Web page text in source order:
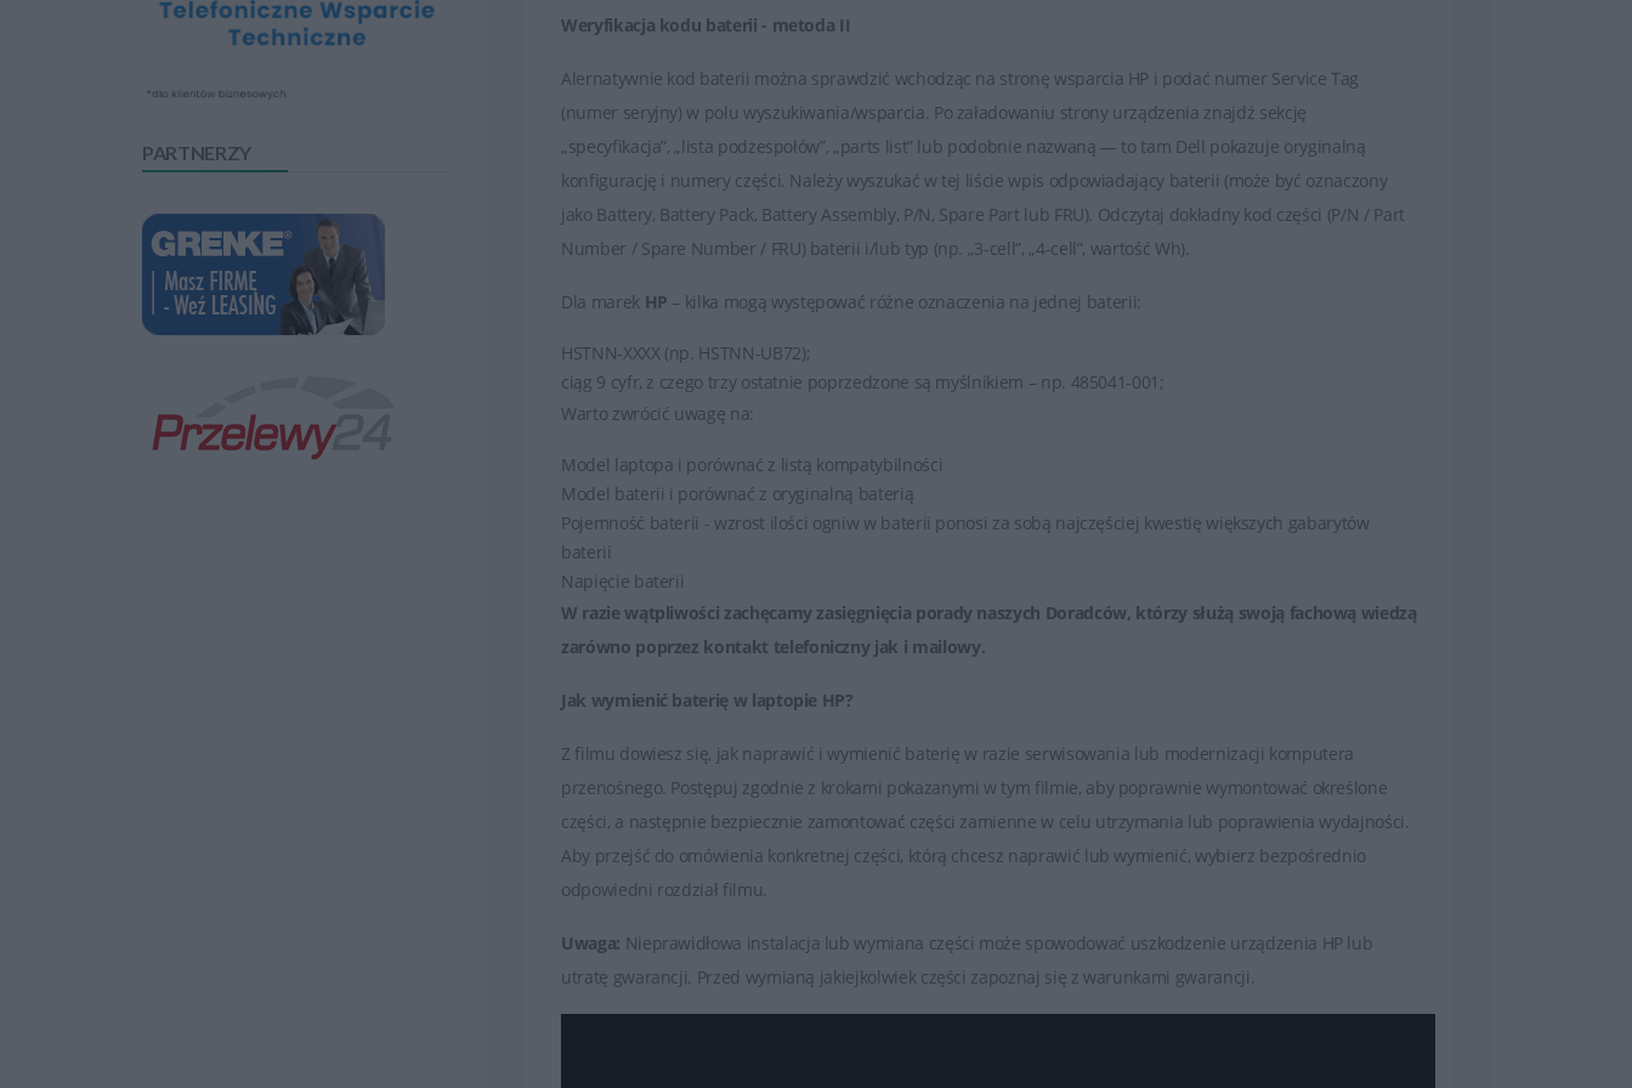
PARTNERZY
Weryfikacja kodu baterii - metoda II
Alernatywnie kod baterii można sprawdzić wchodząc na stronę wsparcia HP i podać numer Service Tag
(numer seryjny) w polu wyszukiwania/wsparcia. Po załadowaniu strony urządzenia znajdź sekcję
„specyfikacja”, „lista podzespołów”, „parts list” lub podobnie nazwaną — to tam Dell pokazuje oryginalną
konfigurację i numery części. Należy wyszukać w tej liście wpis odpowiadający baterii (może być oznaczony
jako Battery, Battery Pack, Battery Assembly, P/N, Spare Part lub FRU). Odczytaj dokładny kod części (P/N / Part
Number / Spare Number / FRU) baterii i/lub typ (np. „3-cell”, „4-cell”, wartość Wh).
Dla marek HP – kilka mogą występować różne oznaczenia na jednej baterii:
HSTNN-XXXX (np. HSTNN-UB72);
ciąg 9 cyfr, z czego trzy ostatnie poprzedzone są myślnikiem – np. 485041-001;
Warto zwrócić uwagę na:
Model laptopa i porównać z listą kompatybilności
Model baterii i porównać z oryginalną baterią
Pojemność baterii - wzrost ilości ogniw w baterii ponosi za sobą najczęściej kwestię większych gabarytów
baterii
Napięcie baterii
W razie wątpliwości zachęcamy zasięgnięcia porady naszych Doradców, którzy służą swoją fachową wiedzą
zarówno poprzez kontakt telefoniczny jak i mailowy.
Jak wymienić baterię w laptopie HP?
Z filmu dowiesz się, jak naprawić i wymienić baterię w razie serwisowania lub modernizacji komputera
przenośnego. Postępuj zgodnie z krokami pokazanymi w tym filmie, aby poprawnie wymontować określone
części, a następnie bezpiecznie zamontować części zamienne w celu utrzymania lub poprawienia wydajności.
Aby przejść do omówienia konkretnej części, którą chcesz naprawić lub wymienić, wybierz bezpośrednio
odpowiedni rozdział filmu.
Uwaga: Nieprawidłowa instalacja lub wymiana części może spowodować uszkodzenie urządzenia HP lub
utratę gwarancji. Przed wymianą jakiejkolwiek części zapoznaj się z warunkami gwarancji.